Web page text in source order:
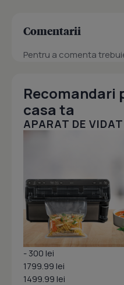
Comentarii
Pentru a comenta
Recomandari
casa ta
APARAT DE
- 300 lei
1799.99 lei
1499.99 lei